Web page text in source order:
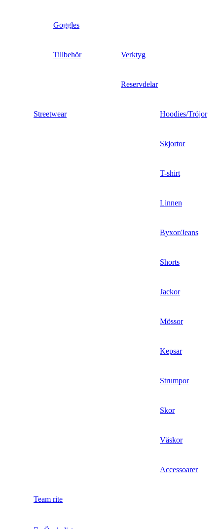
Goggles
Tillbehör Verktyg
Reservdelar
Streetwear Hoodies/Tröjor
Skjortor
T-shirt
Linnen
Byxor/Jeans
Shorts
Jackor
Mössor
Kepsar
Strumpor
Skor
Väskor
Accessoarer
Team rite